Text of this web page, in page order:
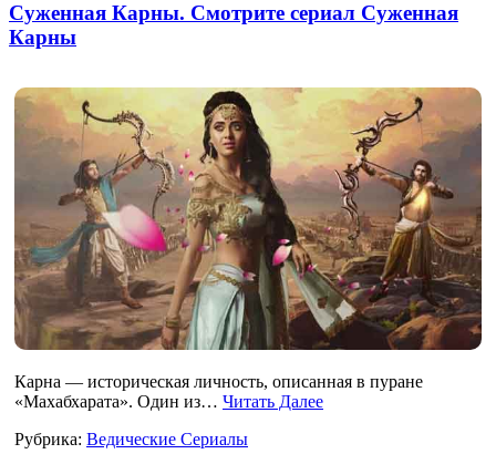
Суженная Карны. Смотрите сериал Суженная
Карны
Карна — историческая личность, описанная в пуране
«Махабхарата». Один из… Читать Далее
Рубрика: Ведические Сериалы